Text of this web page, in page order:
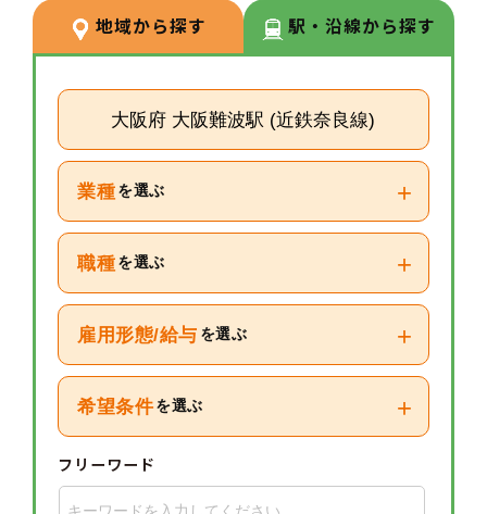
ーターや研修など＋αの業務チャ
レンジの可能性もございます。
地域から探す 駅・沿線から探す
大阪府 大阪難波駅 (近鉄奈良線)
業種 を選ぶ +
職種 を選ぶ +
雇用形態/給与 を選ぶ +
希望条件 を選ぶ +
フリーワード